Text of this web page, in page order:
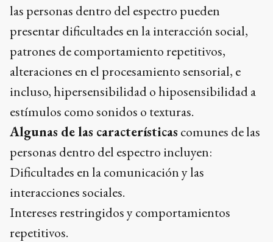
las personas dentro del espectro pueden
presentar dificultades en la interacción social,
patrones de comportamiento repetitivos,
alteraciones en el procesamiento sensorial, e
incluso, hipersensibilidad o hiposensibilidad a
estímulos como sonidos o texturas.
Algunas de las características comunes de las
personas dentro del espectro incluyen:
Dificultades en la comunicación y las
interacciones sociales.
Intereses restringidos y comportamientos
repetitivos.